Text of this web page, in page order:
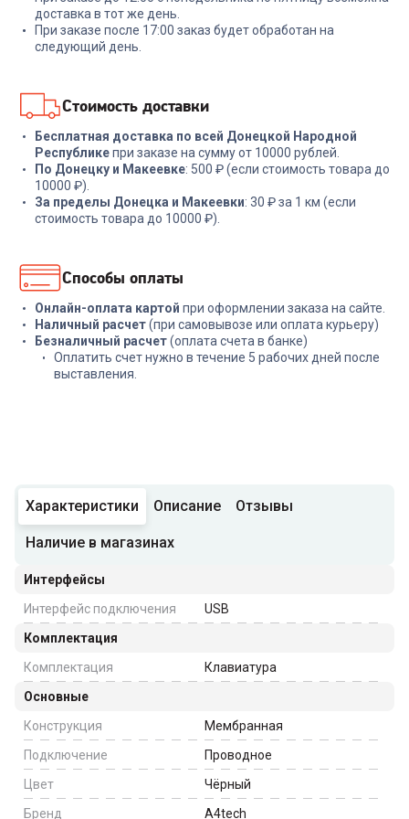
+ 479 бонусов
15 999₽ 4 499₽
доставка в тот же день.
При заказе после 17:00 заказ будет обработан на
следующий день.
Стоимость доставки
Бесплатная доставка по всей Донецкой Народной
Республикепри заказе на сумму от 10000 рублей.
По Донецку и Макеевке: 500 ₽ (если стоимость товара до
10000 ₽).
За пределы Донецка и Макеевки: 30 ₽ за 1 км (если
стоимость товара до 10000 ₽).
Способы оплаты
Онлайн-оплата картой при оформлении заказа на сайте.
Наличный расчет(при самовывозе или оплата курьеру)
Безналичный расчет(оплата счета в банке)
Оплатить счет нужно в течение 5 рабочих дней после
выставления.
Характеристики Описание Отзывы
Наличие в магазинах
Интерфейсы
Интерфейс подключения
USB
Комплектация
Комплектация
Клавиатура
Основные
Конструкция
Мембранная
Подключение
Проводное
Цвет
Чёрный
Бренд
A4tech